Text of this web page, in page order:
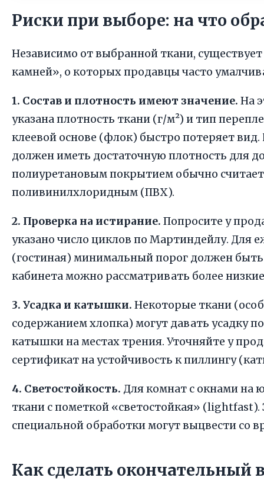
Риски при выборе: на что
Независимо от выбранной ткани,
камней», о которых продавцы часто
1. Состав и плотность имеют значение. На
указана плотность ткани (г/м²) и тип
клеевой основе (флок) быстро потеряет
должен иметь достаточную плотность для
полиуретановым покрытием обычно
поливинилхлоридным (ПВХ).
2. Проверка на истирание. Попросите у
указано число циклов по Мартиндейлу. Для
(гостиная) минимальный порог должен
кабинета можно рассматривать более
3. Усадка и катышки. Некоторые ткани
содержанием хлопка) могут давать усадку
катышки на местах трения. Уточняйте у
сертификат на устойчивость к пиллингу
4. Светостойкость. Для комнат с окнами на
ткани с пометкой «светостойкая»
специальной обработки могут выцвести со
Как сделать окончательный